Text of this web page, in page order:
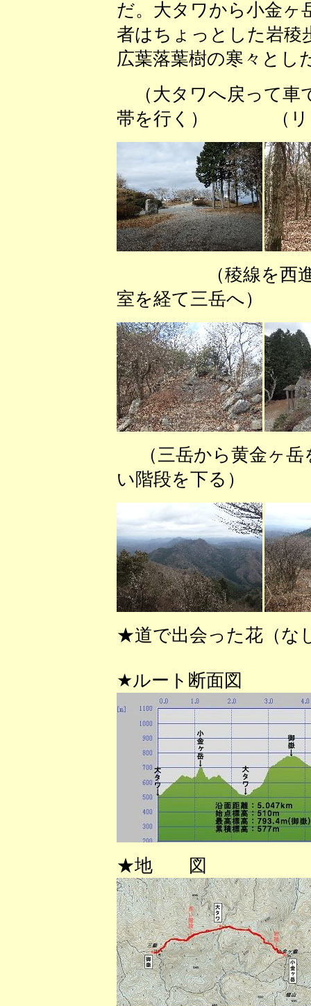
だ。大タワから小金ヶ
者はちょっとした岩稜
広葉落葉樹の寒々とし
（大タワへ戻っ
帯を行く） （リョ
（稜線を西
室を経て三岳へ
（三岳から黄金ヶ岳
い階段を下る）
★道で出会った花（な
★ルート断面図
★地 図